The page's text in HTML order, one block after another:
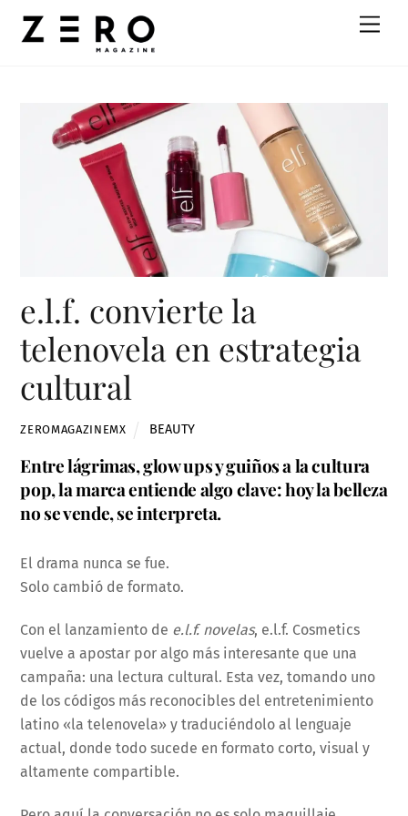
e.l.f. convierte la
telenovela en estrategia
cultural
ZEROMAGAZINEMX BEAUTY
Entre lágrimas, glow ups y guiños a la cultura
pop, la marca entiende algo clave: hoy la belleza
no se vende, se interpreta.
El drama nunca se fue.
Solo cambió de formato.
Con el lanzamiento de e.l.f. novelas, e.l.f. Cosmetics
vuelve a apostar por algo más interesante que una
campaña: una lectura cultural. Esta vez, tomando uno
de los códigos más reconocibles del entretenimiento
latino «la telenovela» y traduciéndolo al lenguaje
actual, donde todo sucede en formato corto, visual y
altamente compartible.